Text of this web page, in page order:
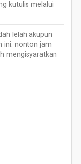
kutulis melalui
lelah akupun
ini. nonton jam
mengisyaratkan